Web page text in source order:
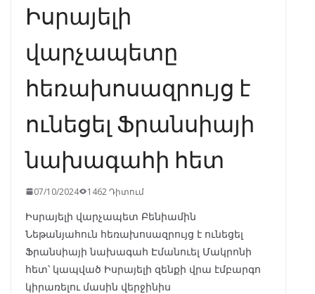
Իսրայելի
վարչապետը
հեռախոսազրույց է
ունեցել Ֆրանսիայի
նախագահի հետ
07/10/2024 1462 Դիտում
Իսրայելի վարչապետ Բենիամին
Նեթանյահուն հեռախոսազրույց է ունեցել
Ֆրանսիայի նախագահ Էմանուել Մակրոնի
հետ՝ կապված Իսրայելի զենքի վրա էմբարգո
կիրառելու մասին վերջինիս